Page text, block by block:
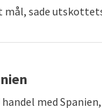
sade
med Spanien,